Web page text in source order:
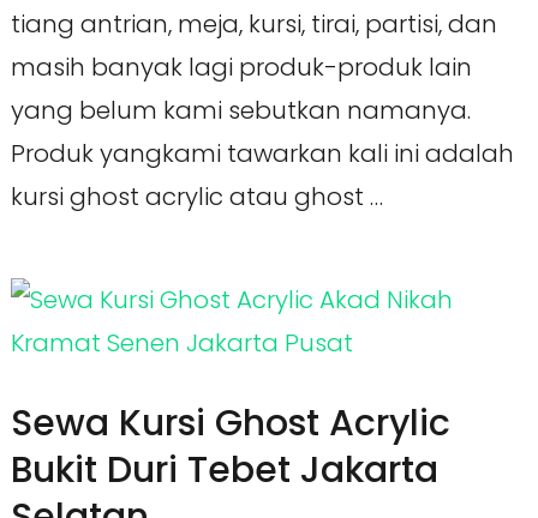
tiang antrian, meja, kursi, tirai, partisi, dan
masih banyak lagi produk-produk lain
yang belum kami sebutkan namanya.
Produk yangkami tawarkan kali ini adalah
kursi ghost acrylic atau ghost …
Sewa Kursi Ghost Acrylic
Bukit Duri Tebet Jakarta